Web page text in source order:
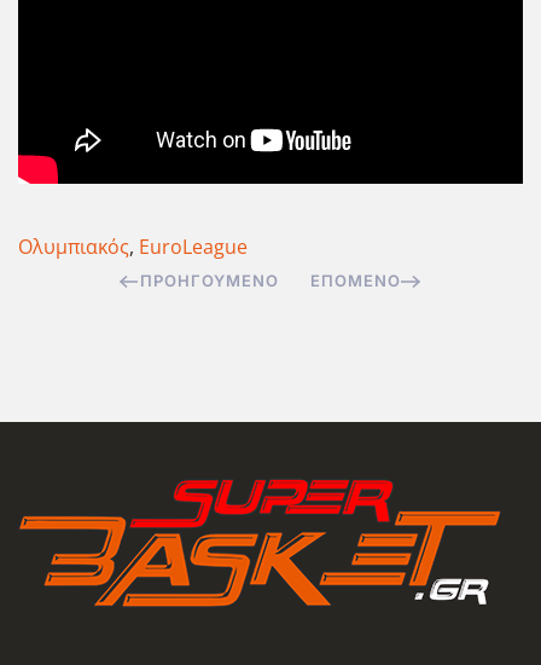
Ολυμπιακός, EuroLeague
ΠΡΟΗΓΟΎΜΕΝΟ ΕΠΌΜΕΝΟ